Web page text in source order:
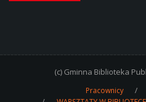
(c) Gminna Biblioteka
Pracownicy